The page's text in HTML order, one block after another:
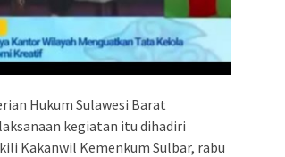
Hukum Sulawesi Barat
kegiatan itu dihadiri
Kakanwil Kemenkum Sulbar, rabu